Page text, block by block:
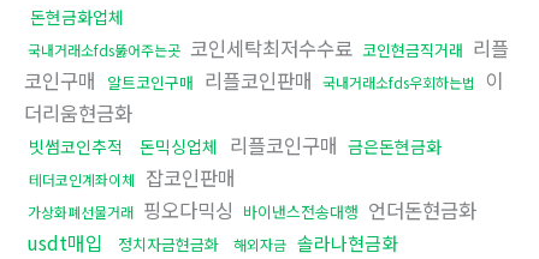
돈현금화업체
국내거래소fds뚫어주는곳 코인세탁최저수수료 코인현금직거래 리플
코인구매
알트코인구매 리플코인판매 국내거래소fds우회하는법
이
더리움현금화
빗썸코인추적 돈믹싱업체 리플코인구매 금은돈현금화
테더코인계좌이체 잡코인판매
가상화폐선물거래 핑오다믹싱 바이낸스전송대행 언더돈현금화
usdt매입
정치자금현금화 해외자금 솔라나현금화